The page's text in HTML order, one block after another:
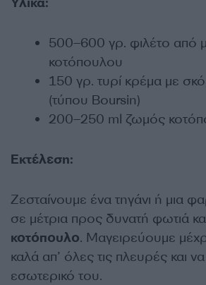
500–600 γρ. φιλέτο από
κοτόπουλου
150 γρ. τυρί κρέμα με
(τύπου Boursin)
200–250 ml ζωμός
Εκτέλεση:
Ζεσταίνουμε ένα τηγάνι ή μια
σε μέτρια προς δυνατή φωτιά
κοτόπουλο. Μαγειρεύουμε
καλά απ’ όλες τις πλευρές και να
εσωτερικό του.